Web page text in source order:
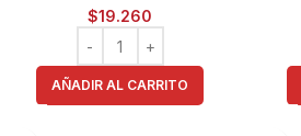
$19.260
AÑADIR AL CARRITO